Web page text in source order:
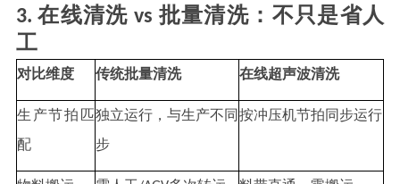
3. 在线清洗 vs 批量清洗：不只是省人
工
对比维度 传统批量清洗 在线超声波清洗
生产节拍匹
配
独立运行，与生产不同
步
按冲压机节拍同步运行